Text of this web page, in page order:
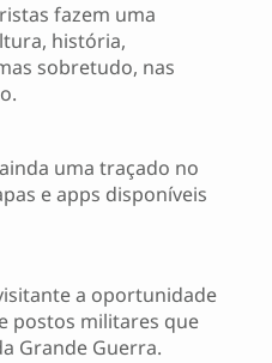
fazem uma
história,
sobretudo, nas
uma traçado no
e apps disponíveis
a oportunidade
postos militares que
Grande Guerra.